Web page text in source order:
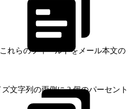
れらのフィールドをメール本文の
文字列の両側に 2 個のパーセント